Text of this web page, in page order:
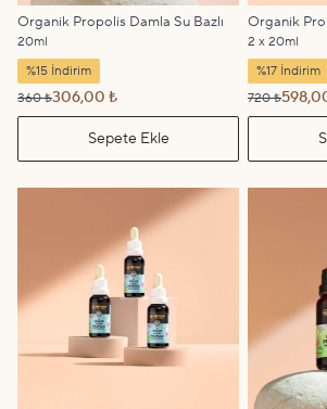
Organik Propolis Damla Su Bazlı
20ml
%15 İndirim
360 ₺306,00 ₺
Sepete Ekle
Organik
2 x 20ml
%17 İndirim
720 ₺